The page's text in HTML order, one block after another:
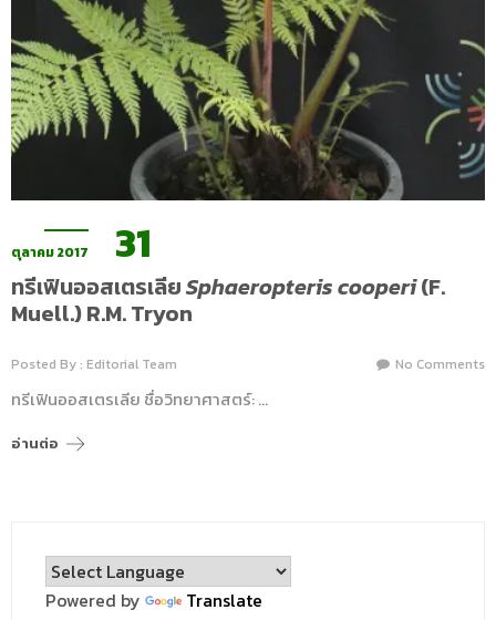
ตุลาคม 2017 31
ทรีเฟินออสเตรเลียSphaeropteris cooperi(F.
Muell.) R.M. Tryon
Posted By : Editorial Team No Comments
ทรีเฟินออสเตรเลีย ชื่อวิทยาศาสตร์: …
อ่านต่อ
Powered by Translate